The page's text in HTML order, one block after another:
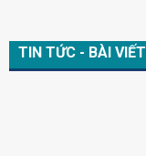
TIN TỨC - BÀI VIẾT